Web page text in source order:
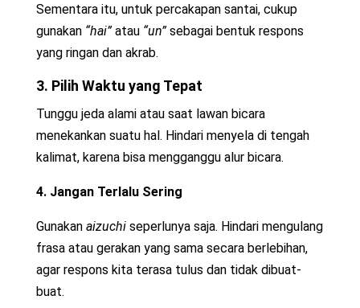
Sementara itu, untuk percakapan santai, cukup
gunakan “hai”atau “un”sebagai bentuk respons
yang ringan dan akrab.
3. Pilih Waktu yang Tepat
Tunggu jeda alami atau saat lawan bicara
menekankan suatu hal. Hindari menyela di tengah
kalimat, karena bisa mengganggu alur bicara.
4. Jangan Terlalu Sering
Gunakan aizuchi seperlunya saja. Hindari mengulang
frasa atau gerakan yang sama secara berlebihan,
agar respons kita terasa tulus dan tidak dibuat-
buat.